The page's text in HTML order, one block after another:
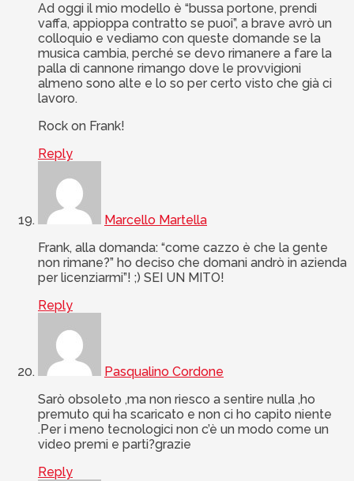
Ad oggi il mio modello è “bussa portone, prendi
vaffa, appioppa contratto se puoi”, a brave avrò un
colloquio e vediamo con queste domande se la
musica cambia, perché se devo rimanere a fare la
palla di cannone rimango dove le provvigioni
almeno sono alte e lo so per certo visto che già ci
lavoro.
Rock on Frank!
Reply
Marcello Martella
Frank, alla domanda: “come cazzo è che la gente
non rimane?” ho deciso che domani andrò in azienda
per licenziarmi”! ;) SEI UN MITO!
Reply
Pasqualino Cordone
Sarò obsoleto ,ma non riesco a sentire nulla ,ho
premuto qui ha scaricato e non ci ho capito niente
.Per i meno tecnologici non c’è un modo come un
video premi e parti?grazie
Reply